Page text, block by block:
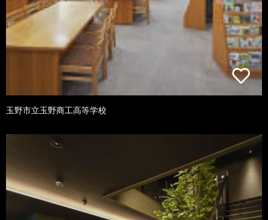
玉野市立玉野商工高等学校